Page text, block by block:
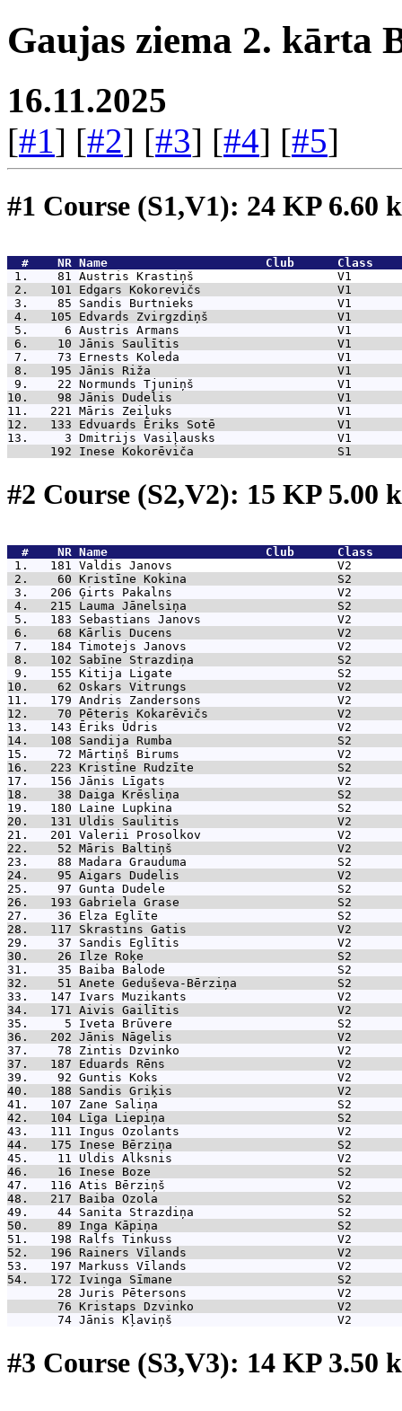
Gaujas ziema 2. kārta
16.11.2025
[#1] [#2] [#3] [#4] [#5]
#1 Course (S1,V1): 24 KP 6.60
  #    NR
Name                      Club
1.    81 Austris Krastiņš                    V1
2.   101 Edgars Kokorevičs                   V1
3.    85 Sandis Burtnieks                    V1
4.   105 Edvards Zvirgzdiņš                  V1
5.     6 Austris Armans                      V1
6.    10 Jānis Saulītis                      V1
7.    73 Ernests Koleda                      V1
8.   195 Jānis Riža                          V1
9.    22 Normunds Tjuniņš                    V1
10.    98 Jānis Dudelis                       V1
11.   221 Māris Zeiļuks                       V1
12.   133 Edvuards Ēriks Sotē                 V1
13.     3 Dmitrijs Vasiļausks                 V1
      192
Inese Kokorēviča                    S1
#2 Course (S2,V2): 15 KP 5.00
  #    NR
Name                      Club
1.   181 Valdis Janovs                       V2
2.    60 Kristīne Kokina                     S2
3.   206 Ģirts Pakalns                       V2
4.   215 Lauma Jānelsiņa                     S2
5.   183 Sebastians Janovs                   V2
6.    68 Kārlis Ducens                       V2
7.   184 Timotejs Janovs                     V2
8.   102 Sabīne Strazdiņa                    S2
9.   155 Kitija Ligate                       S2
10.    62 Oskars Vitrungs                     V2
11.   179 Andris Zandersons                   V2
12.    70 Pēteris Kokarēvičs                  V2
13.   143 Ēriks Ūdris                         V2
14.   108 Sandija Rumba                       S2
15.    72 Mārtiņš Birums                      V2
16.   223 Kristīne Rudzīte                    S2
17.   156 Jānis Līgats                        V2
18.    38 Daiga Krēsliņa                      S2
19.   180 Laine Lupkina                       S2
20.   131 Uldis Saulitis                      V2
21.   201 Valerii Prosolkov                   V2
22.    52 Māris Baltiņš                       V2
23.    88 Madara Grauduma                     S2
24.    95 Aigars Dudelis                      V2
25.    97 Gunta Dudele                        S2
26.   193 Gabriela Grase                      S2
27.    36 Elza Eglīte                         S2
28.   117 Skrastins Gatis                     V2
29.    37 Sandis Eglītis                      V2
30.    26 Ilze Roķe                           S2
31.    35 Baiba Balode                        S2
32.    51 Anete Geduševa-Bērziņa              S2
33.   147 Ivars Muzikants                     V2
34.   171 Aivis Gailītis                      V2
35.     5 Iveta Brūvere                       S2
36.   202 Jānis Nāgelis                       V2
37.    78 Zintis Dzvinko                      V2
37.   187 Eduards Rēns                        V2
39.    92 Guntis Koks                         V2
40.   188 Sandis Griķis                       V2
41.   107 Zane Saliņa                         S2
42.   104 Līga Liepiņa                        S2
43.   111 Ingus Ozolants                      V2
44.   175 Inese Bērziņa                       S2
45.    11 Uldis Alksnis                       V2
46.    16 Inese Boze                          S2
47.   116 Atis Bērziņš                        V2
48.   217 Baiba Ozola                         S2
49.    44 Sanita Strazdiņa                    S2
50.    89 Inga Kāpiņa                         S2
51.   198 Ralfs Tinkuss                       V2
52.   196 Rainers Vīlands                     V2
53.   197 Markuss Vīlands                     V2
54.   172 Ivinga Sīmane                       S2
       28
Juris Pētersons                     V2
       76
Kristaps Dzvinko                    V2
       74
Jānis Kļaviņš                       V2
#3 Course (S3,V3): 14 KP 3.50